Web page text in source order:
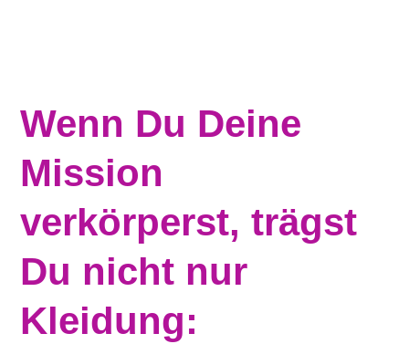
Wenn Du Deine
Mission
verkörperst, trägst
Du nicht nur
Kleidung: